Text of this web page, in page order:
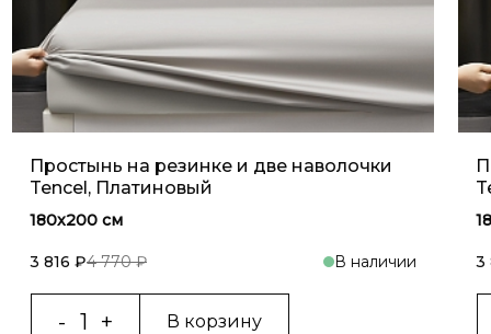
Простынь на резинке и две наволочки
Tencel, Платиновый
180x200 см
3 816 ₽4 770 ₽ В наличии
В корзину
3